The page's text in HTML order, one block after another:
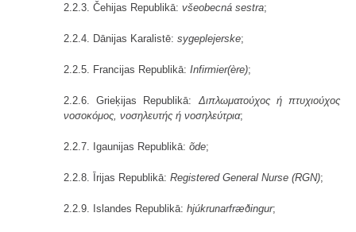
2.2.3. Čehijas Republikā: všeobecná sestra;
2.2.4. Dānijas Karalistē: sygeplejerske;
2.2.5. Francijas Republikā: Infirmier(ère);
2.2.6. Grieķijas Republikā: Διπλωματούχος ή πτυχιούχος
νοσοκόμος, νοσηλευτής ή νοσηλεύτρια;
2.2.7. Igaunijas Republikā: õde;
2.2.8. Īrijas Republikā: Registered General Nurse (RGN);
2.2.9. Islandes Republikā: hjúkrunarfræðingur;